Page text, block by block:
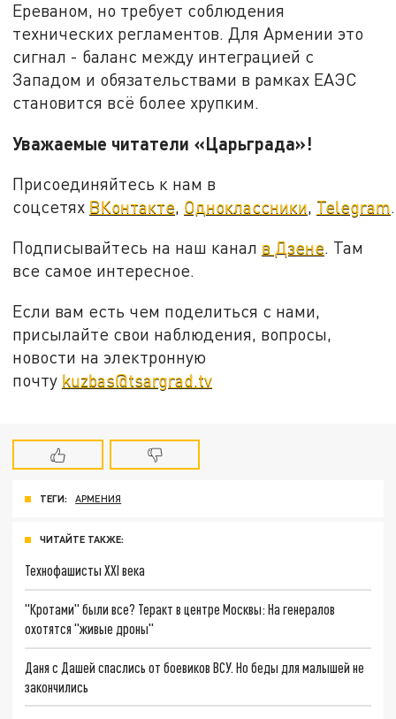
Ереваном, но требует соблюдения
технических регламентов. Для Армении это
сигнал - баланс между интеграцией с
Западом и обязательствами в рамках ЕАЭС
становится всё более хрупким.
Уважаемые читатели «Царьграда»!
Присоединяйтесь к нам в
соцсетях ВКонтакте, Одноклассники, Telegram.
Подписывайтесь на наш канал в Дзене. Там
все самое интересное.
Если вам есть чем поделиться с нами,
присылайте свои наблюдения, вопросы,
новости на электронную
почту kuzbas@tsargrad.tv
ТЕГИ: АРМЕНИЯ
ЧИТАЙТЕ ТАКЖЕ:
Технофашисты XXI века
"Кротами" были все? Теракт в центре Москвы: На генералов
охотятся "живые дроны"
Даня с Дашей спаслись от боевиков ВСУ. Но беды для малышей не
закончились